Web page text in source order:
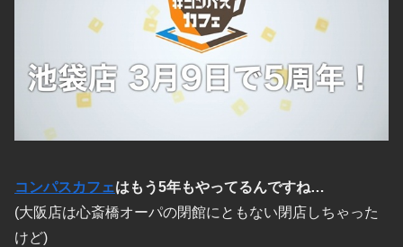
コンパスカフェはもう5年もやってるんですね…
(大阪店は心斎橋オーパの閉館にともない閉店しちゃった
けど)